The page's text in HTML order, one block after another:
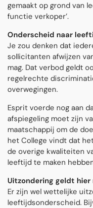
gemaakt op grond van
functie verkoper’.
Onderscheid naar
Je zou denken dat
sollicitanten afwijzen
mag. Dat verbod geldt
regelrechte
overwegingen.
Esprit voerde nog aan
afspiegeling moet zijn
maatschappij om de
het College vindt dat
de overige kwaliteiten
leeftijd te maken
Uitzondering geldt hier
Er zijn wel wettelijke
leeftijdsonderscheid.